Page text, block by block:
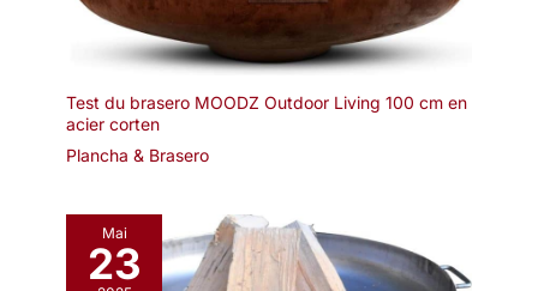
Test du brasero MOODZ Outdoor Living 100 cm en
acier corten
Plancha & Brasero
Mai
23